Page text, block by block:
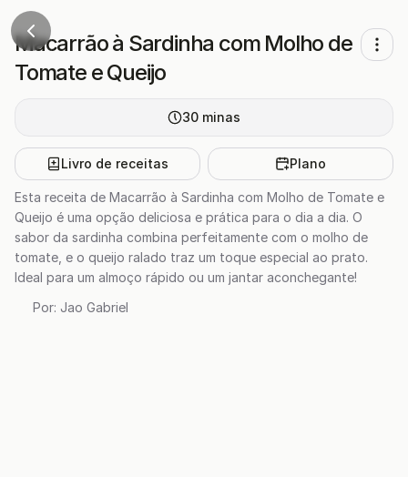
Macarrão à Sardinha com Molho de
Tomate e Queijo
30 minas
Livro de receitas Plano
Esta receita de Macarrão à Sardinha com Molho de Tomate e
Queijo é uma opção deliciosa e prática para o dia a dia. O
sabor da sardinha combina perfeitamente com o molho de
tomate, e o queijo ralado traz um toque especial ao prato.
Ideal para um almoço rápido ou um jantar aconchegante!
Por: Jao Gabriel